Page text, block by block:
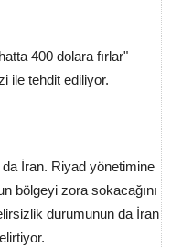
400 dolara fırlar"
ile tehdit ediliyor.
İran. Riyad yönetimine
bölgeyi zora sokacağını
durumunun da İran